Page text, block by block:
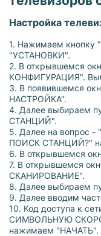
Настройка
1. Нажимаем кнопку
"УСТАНОВКИ".
2. В открывшемся
КОНФИГУРАЦИЯ".
3. В появившемся
НАСТРОЙКА".
4. Далее выбираем
СТАНЦИЙ".
5. Далее на вопрос
ПОИСК СТАНЦИЙ?"
6. В открывшемся
7. В открывшемся
СКАНИРОВАНИЕ".
8. Далее выбираем
9. Далее вводим
10. Код доступа к
СИМВОЛЬНУЮ
нажимаем "НАЧАТЬ".